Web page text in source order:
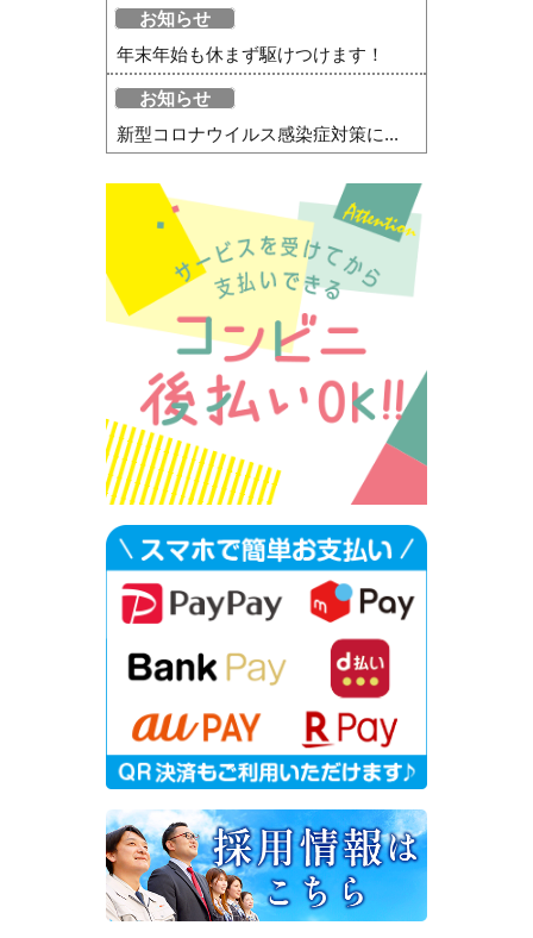
お知らせ
年末年始も休まず駆けつけます！
お知らせ
新型コロナウイルス感染症対策に...